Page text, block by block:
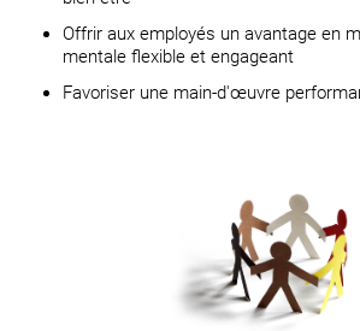
Offrir aux employés un avantage en
mentale flexible et engageant
Favoriser une main-d'œuvre